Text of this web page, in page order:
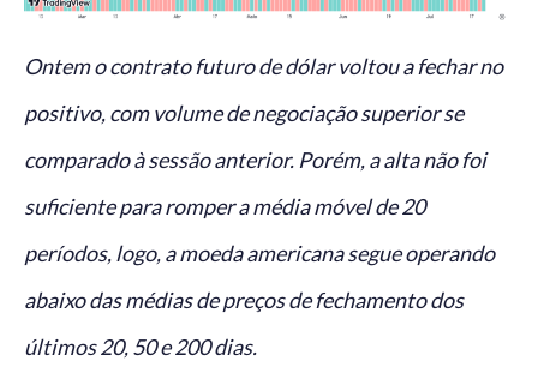
Ontem o contrato futuro de dólar voltou a fechar no
positivo, com volume de negociação superior se
comparado à sessão anterior. Porém, a alta não foi
suficiente para romper a média móvel de 20
períodos, logo, a moeda americana segue operando
abaixo das médias de preços de fechamento dos
últimos 20, 50 e 200 dias.